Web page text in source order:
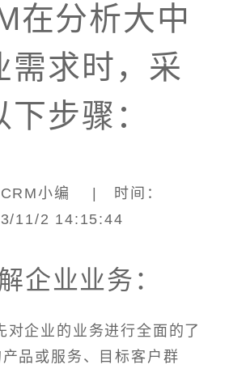
在分析大中
需求时，采
下步骤：
小编 | 时间：
11/2 14:15:44
企业业务：
对企业的业务进行全面的了
品或服务、目标客户群